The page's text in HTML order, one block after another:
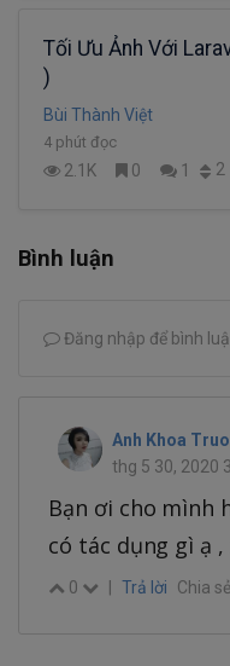
Tối Ưu Ảnh Với
)
Bùi Thành Việt
4 phút đọc
2.1K 0 1 2
Bình luận
Đăng nhập để bình
Anh Khoa
thg 5 30, 2020
Bạn ơi cho mình
có tác dụng gì ạ
0 Trả lời Chia sẻ